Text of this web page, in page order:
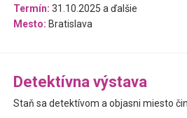
Termín: 31.10.2025 a ďalšie
Mesto: Bratislava
Detektívna výstava
Staň sa detektívom a objasni miesto